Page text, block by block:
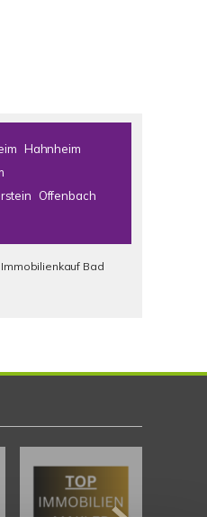
Hahnheim
Offenbach
Immobilienkauf Bad